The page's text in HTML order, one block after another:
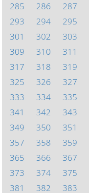
285
286 287
293
294 295
301
302 303
309
310 311
317
318 319
325
326 327
333
334 335
341
342 343
349
350 351
357
358 359
365
366 367
373
374 375
381
382 383